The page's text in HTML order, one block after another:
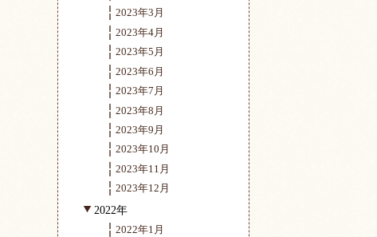
2023年3月
2023年4月
2023年5月
2023年6月
2023年7月
2023年8月
2023年9月
2023年10月
2023年11月
2023年12月
2022年
2022年1月